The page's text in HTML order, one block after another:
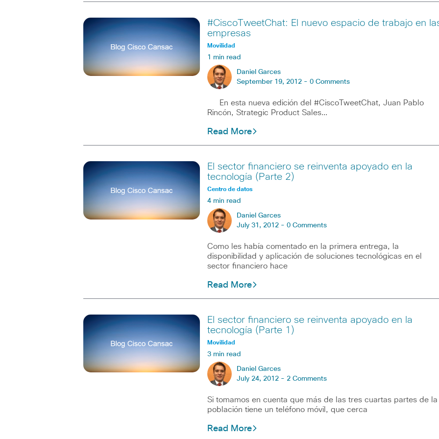
#CiscoTweetChat: El nuevo espacio de trabajo en
empresas
Movilidad
1 min read
Daniel Garces
September 19, 2012 - 0 Comments
En esta nueva edición del #CiscoTweetChat, Juan Pablo
Rincón, Strategic Product Sales…
Read More
El sector financiero se reinventa apoyado en la
tecnología (Parte 2)
Centro de datos
4 min read
Daniel Garces
July 31, 2012 - 0 Comments
Como les había comentado en la primera entrega, la
disponibilidad y aplicación de soluciones tecnológicas en el
sector financiero hace
Read More
El sector financiero se reinventa apoyado en la
tecnología (Parte 1)
Movilidad
3 min read
Daniel Garces
July 24, 2012 - 2 Comments
Si tomamos en cuenta que más de las tres cuartas partes de la
población tiene un teléfono móvil, que cerca
Read More